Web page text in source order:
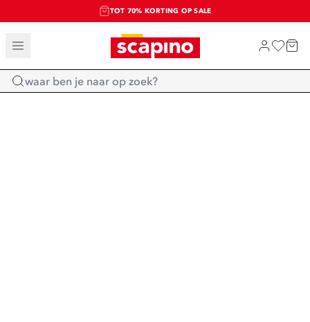
TOT 70% KORTING OP SALE
SALE: LAATSTE KANS!
SHOP NIEUW
Home